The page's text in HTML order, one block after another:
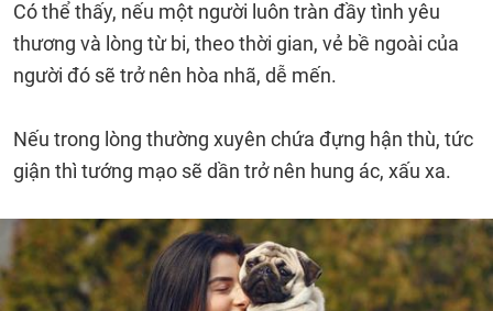
Có thể thấy, nếu một người luôn tràn đầy tình yêu
thương và lòng từ bi, theo thời gian, vẻ bề ngoài của
người đó sẽ trở nên hòa nhã, dễ mến.
Nếu trong lòng thường xuyên chứa đựng hận thù, tức
giận thì tướng mạo sẽ dần trở nên hung ác, xấu xa.